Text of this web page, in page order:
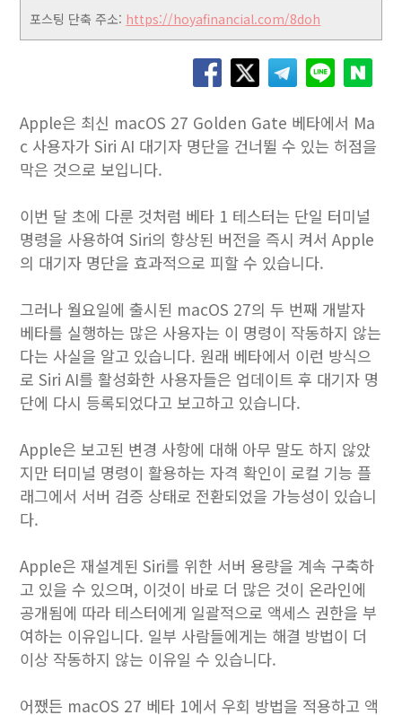
포스팅 단축 주소: https://hoyafinancial.com/8doh
Apple은 최신 macOS 27 Golden Gate 베타에서 Ma
c 사용자가 Siri AI 대기자 명단을 건너뛸 수 있는 허점을
막은 것으로 보입니다.
이번 달 초에 다룬 것처럼 베타 1 테스터는 단일 터미널
명령을 사용하여 Siri의 향상된 버전을 즉시 켜서 Apple
의 대기자 명단을 효과적으로 피할 수 있습니다.
그러나 월요일에 출시된 macOS 27의 두 번째 개발자
베타를 실행하는 많은 사용자는 이 명령이 작동하지 않는
다는 사실을 알고 있습니다. 원래 베타에서 이런 방식으
로 Siri AI를 활성화한 사용자들은 업데이트 후 대기자 명
단에 다시 등록되었다고 보고하고 있습니다.
Apple은 보고된 변경 사항에 대해 아무 말도 하지 않았
지만 터미널 명령이 활용하는 자격 확인이 로컬 기능 플
래그에서 서버 검증 상태로 전환되었을 가능성이 있습니
다.
Apple은 재설계된 Siri를 위한 서버 용량을 계속 구축하
고 있을 수 있으며, 이것이 바로 더 많은 것이 온라인에
공개됨에 따라 테스터에게 일괄적으로 액세스 권한을 부
여하는 이유입니다. 일부 사람들에게는 해결 방법이 더
이상 작동하지 않는 이유일 수 있습니다.
어쨌든 macOS 27 베타 1에서 우회 방법을 적용하고 액